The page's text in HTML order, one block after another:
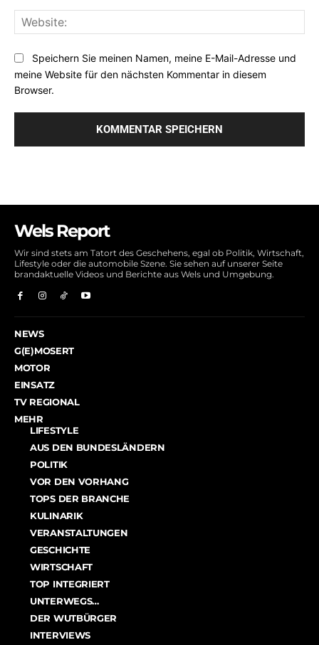
Speichern Sie meinen Namen, meine E-Mail-Adresse und
meine Website für den nächsten Kommentar in diesem
Browser.
Wels Report
Wir sind stets am Tatort des Geschehens, egal ob Politik, Wirtschaft,
Lifestyle oder die automobile Szene. Sie sehen auf unserer Seite
brandaktuelle Videos und Berichte aus Wels und Umgebung.
NEWS
G(E)MOSERT
MOTOR
EINSATZ
TV REGIONAL
MEHR
LIFESTYLE
AUS DEN BUNDESLÄNDERN
POLITIK
VOR DEN VORHANG
TOPS DER BRANCHE
KULINARIK
VERANSTALTUNGEN
GESCHICHTE
WIRTSCHAFT
TOP INTEGRIERT
UNTERWEGS…
DER WUTBÜRGER
INTERVIEWS